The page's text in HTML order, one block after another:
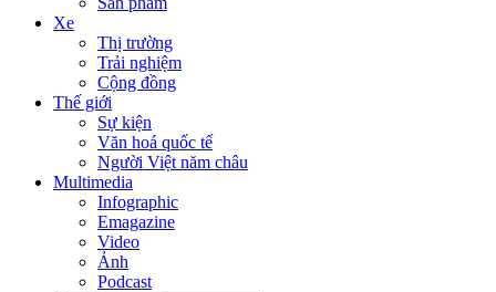
Xe
Thị trường
Trải nghiệm
Cộng đồng
Thế giới
Sự kiện
Văn hoá quốc tế
Người Việt năm châu
Multimedia
Infographic
Emagazine
Video
Ảnh
Podcast